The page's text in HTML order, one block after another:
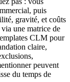
puis
gravité, et coûts
une matrice de
CLM pour
claire,
peuvent
du temps de